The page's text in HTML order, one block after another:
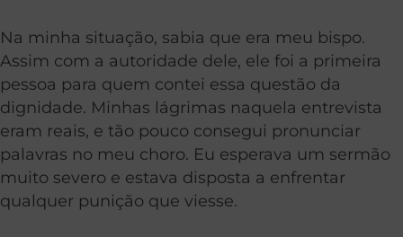
Na minha situação, sabia que era meu bispo.
Assim com a autoridade dele, ele foi a primeira
pessoa para quem contei essa questão da
dignidade. Minhas lágrimas naquela entrevista
eram reais, e tão pouco consegui pronunciar
palavras no meu choro. Eu esperava um sermão
muito severo e estava disposta a enfrentar
qualquer punição que viesse.